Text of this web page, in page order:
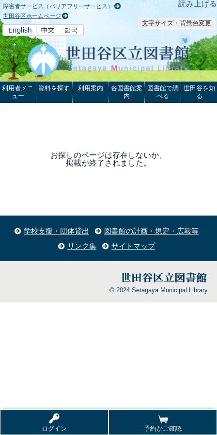
本文へ 読み上げる
障害者サービス（バリアフリーサービス）
世田谷区ホームページ
文字サイズ・背景色変更
ログイン 予約かご確認
利用者メニ
ュー
資料を探す 利用案内
各図書館案
内
図書館で調
べる
世田谷を知
る
お探しのページは存在しないか、
掲載が終了されました。
学校支援・団体貸出
図書館の計画・規定・広報等
リンク集
サイトマップ
© 2024 Setagaya Municipal Library